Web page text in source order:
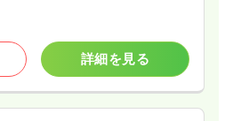
詳細を見る